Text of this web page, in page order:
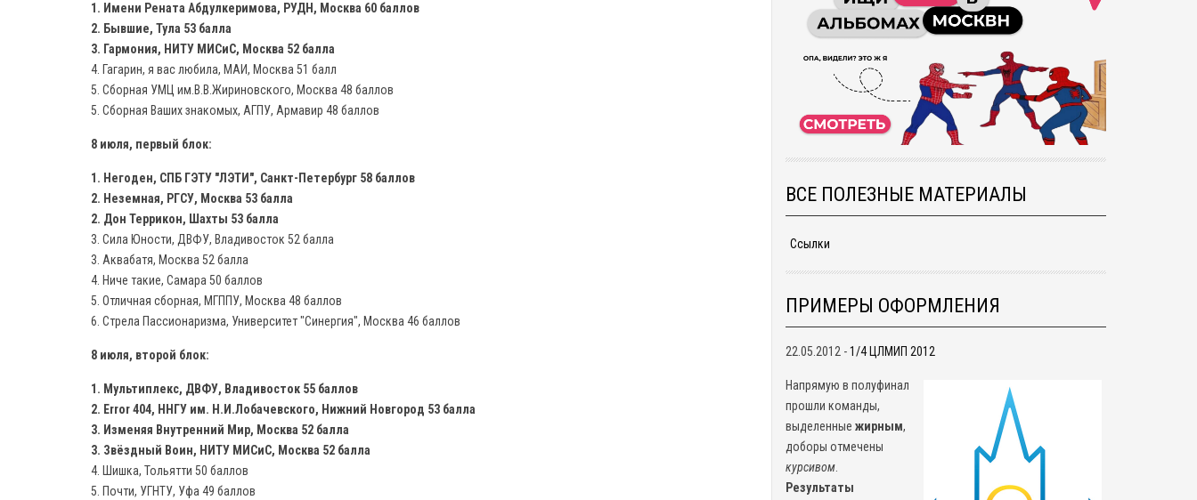
1. Имени Рената Абдулкеримова, РУДН, Москва 60 баллов
2. Бывшие, Тула 53 балла
3. Гармония, НИТУ МИСиС, Москва 52 балла
4. Гагарин, я вас любила, МАИ, Москва 51 балл
5. Сборная УМЦ им.В.В.Жириновского, Москва 48 баллов
5. Сборная Ваших знакомых, АГПУ, Армавир 48 баллов
8 июля, первый блок:
1. Негоден, СПБ ГЭТУ "ЛЭТИ", Санкт-Петербург 58 баллов
2. Неземная, РГСУ, Москва 53 балла
2. Дон Террикон, Шахты 53 балла
3. Сила Юности, ДВФУ, Владивосток 52 балла
3. Аквабатя, Москва 52 балла
4. Ниче такие, Самара 50 баллов
5. Отличная сборная, МГППУ, Москва 48 баллов
6. Стрела Пассионаризма, Университет "Синергия", Москва 46 баллов
8 июля, второй блок:
1. Мультиплекс, ДВФУ, Владивосток 55 баллов
2. Error 404, ННГУ им. Н.И.Лобачевского, Нижний Новгород 53 балла
3. Изменяя Внутренний Мир, Москва 52 балла
3. Звёздный Воин, НИТУ МИСиС, Москва 52 балла
4. Шишка, Тольятти 50 баллов
5. Почти, УГНТУ, Уфа 49 баллов
ВСЕ ПОЛЕЗНЫЕ МАТЕРИАЛЫ
Ссылки
ПРИМЕРЫ ОФОРМЛЕНИЯ
22.05.2012 -1/4 ЦЛМИП 2012
Напрямую в полуфинал
прошли команды,
выделенные жирным,
доборы отмечены
курсивом.
Результаты